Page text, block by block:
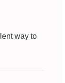
way to